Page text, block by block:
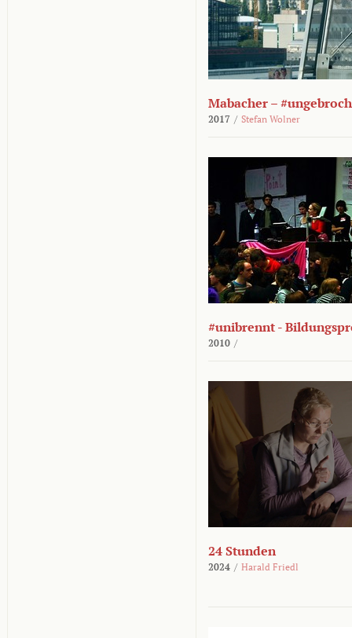
Mabacher –
2017 / Stefan Wolner
#unibrennt -
2010 /
24 Stunden
2024 / Harald Friedl